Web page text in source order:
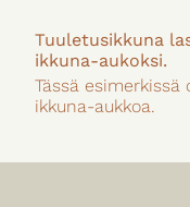
Tuuletusikkuna
ikkuna-aukoksi.
Tässä esimerkissä
ikkuna-aukkoa.